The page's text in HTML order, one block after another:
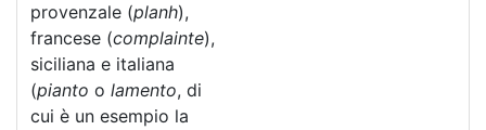
provenzale (planh),
francese (complainte),
siciliana e italiana
(pianto o lamento, di
cui è un esempio la